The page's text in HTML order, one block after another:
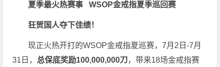
夏季最火热赛事WSOP金戒指夏季巡回赛
狂贺国人夺下佳绩！
现正火热开打的WSOP金戒指夏巡赛，7月2日-7月
31日， 总保底奖励100,000,000刀，带来18场金戒指赛